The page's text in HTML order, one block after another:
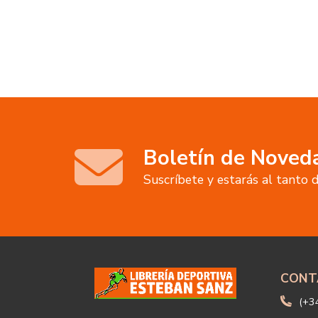
Boletín de
Suscríbete y estarás al tanto